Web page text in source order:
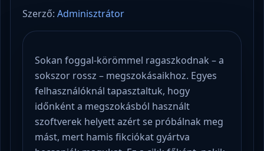
Szerző: Adminisztrátor
Sokan foggal-körömmel ragaszkodnak – a
sokszor rossz – megszokásaikhoz. Egyes
felhasználóknál tapasztaltuk, hogy
időnként a megszokásból használt
szoftverek helyett azért se próbálnak meg
mást, mert hamis fikciókat gyártva